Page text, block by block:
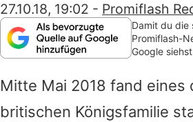
27.10.18, 19:02 - Promiflash
Damit du die
Promiflash-
Google
Mitte Mai 2018 fand
britischen Königsfamilie